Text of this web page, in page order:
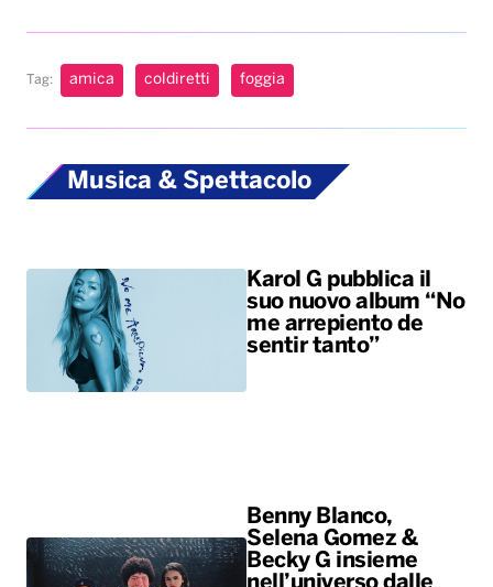
Tag: amica coldiretti foggia
Musica & Spettacolo
Karol G pubblica il
suo nuovo album “No
me arrepiento de
sentir tanto”
Benny Blanco,
Selena Gomez &
Becky G insieme